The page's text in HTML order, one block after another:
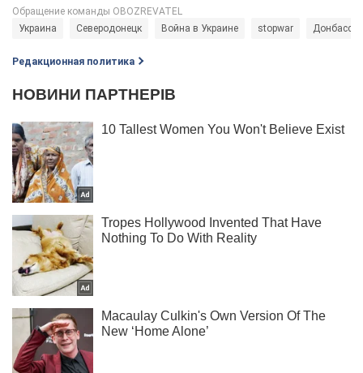
Украина Северодонецк Война в Украине stopwar Донбасс
Редакционная политика